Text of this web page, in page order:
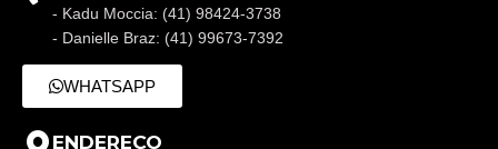
- Kadu Moccia: (41) 98424-3738
- Danielle Braz: (41) 99673-7392
WHATSAPP
ENDEREÇO